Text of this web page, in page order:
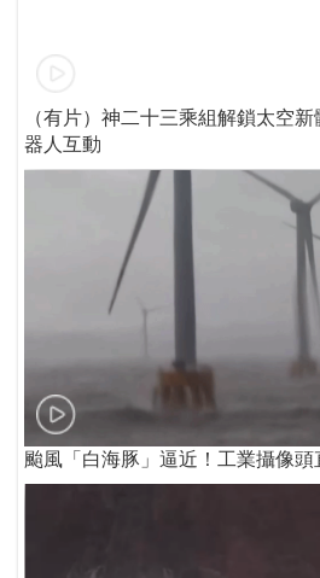
（有片）神二十三乘組解鎖太空
器人互動
颱風「白海豚」逼近！工業攝像